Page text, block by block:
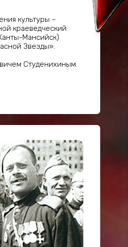
культуры –
краеведческий
Мансийск)
Звезды».
Студенихиным.